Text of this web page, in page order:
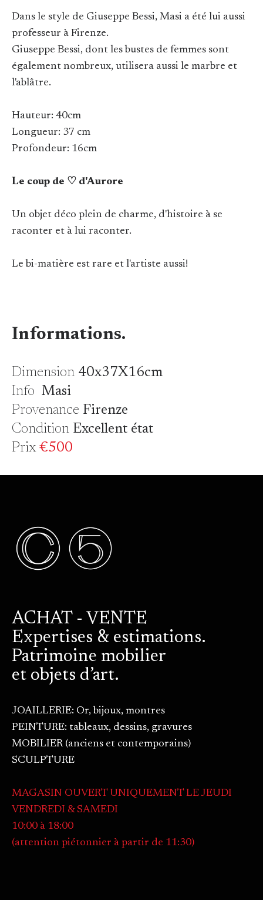
Dans le style de Giuseppe Bessi, Masi a été lui aussi
professeur à Firenze.
Giuseppe Bessi, dont les bustes de femmes sont
également nombreux, utilisera aussi le marbre et
l'ablâtre.
Hauteur: 40cm
Longueur: 37 cm
Profondeur: 16cm
Le coup de ♡ d'Aurore
Un objet déco plein de charme, d'histoire à se
raconter et à lui raconter.
Le bi-matière est rare et l'artiste aussi!
Informations.
Dimension40x37X16cm
Info Masi
Provenance Firenze
Condition Excellent état
Prix€500
ACHAT - VENTE
Expertises & estimations.
Patrimoine mobilier
et objets d’art.
JOAILLERIE: Or, bijoux, montres
PEINTURE: tableaux, dessins, gravures
MOBILIER (anciens et contemporains)
SCULPTURE
MAGASIN OUVERT UNIQUEMENT LE JEUDI
VENDREDI & SAMEDI
10:00 à 18:00
(attention piétonnier à partir de 11:30)